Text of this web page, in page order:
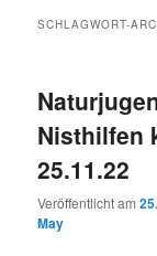
SCHLAGWORT-
Nisthilfen
25.11.22
Veröffentlicht am
May